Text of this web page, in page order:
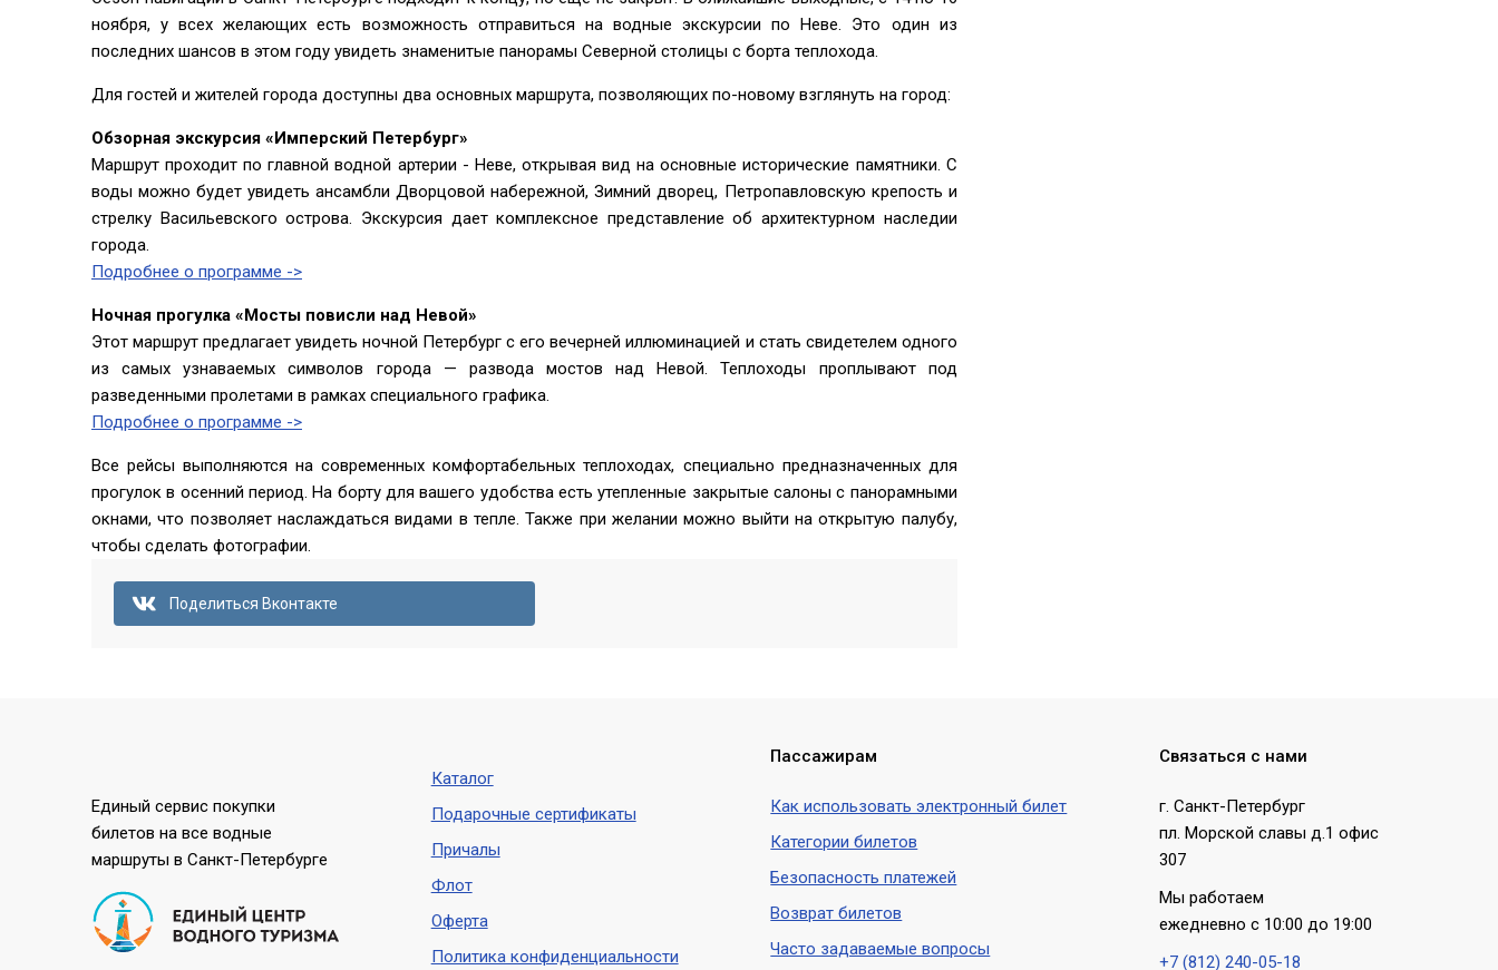
ноября, у всех желающих есть возможность отправиться на водные экскурсии по Неве. Это один из
последних шансов в этом году увидеть знаменитые панорамы Северной столицы с борта теплохода.
Для гостей и жителей города доступны два основных маршрута, позволяющих по-новому взглянуть на город:
Обзорная экскурсия «Имперский Петербург»
Маршрут проходит по главной водной артерии - Неве, открывая вид на основные исторические памятники. С
воды можно будет увидеть ансамбли Дворцовой набережной, Зимний дворец, Петропавловскую крепость и
стрелку Васильевского острова. Экскурсия дает комплексное представление об архитектурном наследии
города.
Подробнее о программе ->
Ночная прогулка «Мосты повисли над Невой»
Этот маршрут предлагает увидеть ночной Петербург с его вечерней иллюминацией и стать свидетелем одного
из самых узнаваемых символов города — развода мостов над Невой. Теплоходы проплывают под
разведенными пролетами в рамках специального графика.
Подробнее о программе ->
Все рейсы выполняются на современных комфортабельных теплоходах, специально предназначенных для
прогулок в осенний период. На борту для вашего удобства есть утепленные закрытые салоны с панорамными
окнами, что позволяет наслаждаться видами в тепле. Также при желании можно выйти на открытую палубу,
чтобы сделать фотографии.
Поделиться Вконтакте
Единый сервис покупки
билетов на все водные
маршруты в Санкт-Петербурге
Каталог
Подарочные сертификаты
Причалы
Флот
Оферта
Политика конфиденциальности
Пассажирам
Как использовать электронный билет
Категории билетов
Безопасность платежей
Возврат билетов
Часто задаваемые вопросы
Связаться с нами
г. Санкт-Петербург
пл. Морской славы д.1 офис
307
Мы работаем
ежедневно с 10:00 до 19:00
+7 (812) 240-05-18